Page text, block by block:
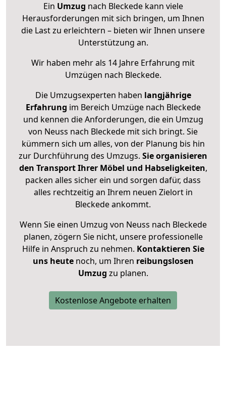
Ein Umzug nach Bleckede kann viele
Herausforderungen mit sich bringen, um Ihnen
die Last zu erleichtern – bieten wir Ihnen unsere
Unterstützung an.
Wir haben mehr als 14 Jahre Erfahrung mit
Umzügen nach Bleckede.
Die Umzugsexperten haben langjährige
Erfahrung im Bereich Umzüge nach Bleckede
und kennen die Anforderungen, die ein Umzug
von Neuss nach Bleckede mit sich bringt. Sie
kümmern sich um alles, von der Planung bis hin
zur Durchführung des Umzugs. Sie organisieren
den Transport Ihrer Möbel und Habseligkeiten,
packen alles sicher ein und sorgen dafür, dass
alles rechtzeitig an Ihrem neuen Zielort in
Bleckede ankommt.
Wenn Sie einen Umzug von Neuss nach Bleckede
planen, zögern Sie nicht, unsere professionelle
Hilfe in Anspruch zu nehmen. Kontaktieren Sie
uns heutenoch, um Ihren reibungslosen
Umzug zu planen.
Kostenlose Angebote erhalten